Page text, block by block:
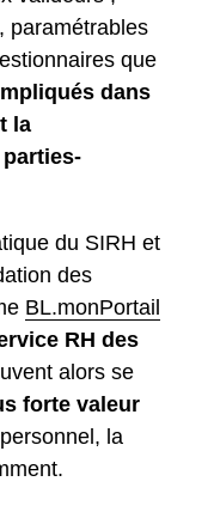
, paramétrables
que
dans
la
du SIRH et
des
BL.monPortail
RH des
alors se
forte valeur
la